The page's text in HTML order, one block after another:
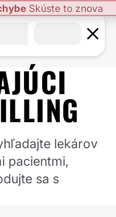
lekárov
pacientmi,
sa s